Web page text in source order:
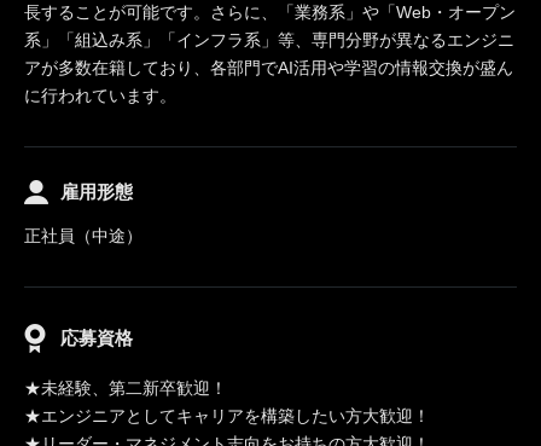
長することが可能です。さらに、「業務系」や「Web・オープン
系」「組込み系」「インフラ系」等、専門分野が異なるエンジニ
アが多数在籍しており、各部門でAI活用や学習の情報交換が盛ん
に行われています。
雇用形態
正社員（中途）
応募資格
★未経験、第二新卒歓迎！
★エンジニアとしてキャリアを構築したい方大歓迎！